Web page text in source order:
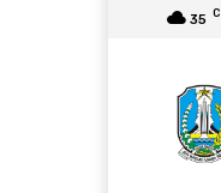
35 C